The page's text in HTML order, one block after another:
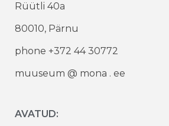
Rüütli 40a
80010, Pärnu
phone +372 44 30772
muuseum @ mona . ee
AVATUD: